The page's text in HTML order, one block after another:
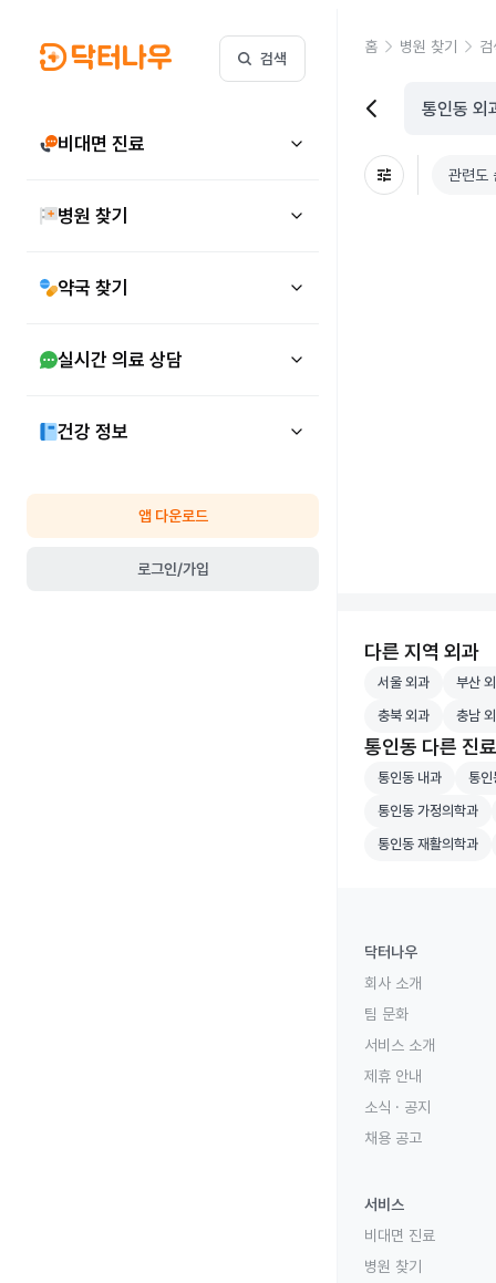
검색
비대면 진료
병원 찾기
약국 찾기
실시간 의료 상담
건강 정보
앱 다운로드
로그인/가입
홈 병원 찾기
관련도
다른 지역 외과
서울 외과 병원 검
서울 외과 부산
부산
충북 외과 병원 검
충북 외과 충남
충남
통인동 다른 진
통인동 내과 병원
통인동 내과 통
통인
통인동 가정의학
통인동 가정의학과
통인동 재활의학
통인동 재활의학과
닥터나우
회사 소개
팀 문화
서비스 소개
제휴 안내
소식 · 공지
채용 공고
서비스
비대면 진료
병원 찾기